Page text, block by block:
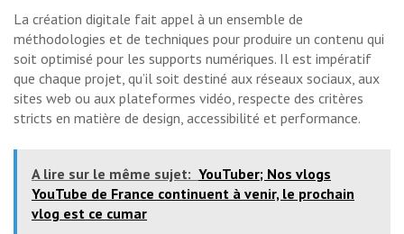
La création digitale fait appel à un ensemble de
méthodologies et de techniques pour produire un contenu qui
soit optimisé pour les supports numériques. Il est impératif
que chaque projet, qu’il soit destiné aux réseaux sociaux, aux
sites web ou aux plateformes vidéo, respecte des critères
stricts en matière de design, accessibilité et performance.
A lire sur le même sujet: YouTuber; Nos vlogs
YouTube de France continuent à venir, le prochain
vlog est ce cumar